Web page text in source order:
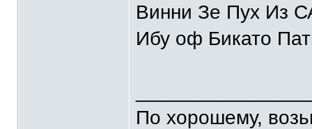
Винни Зе Пух Из
Ибу оф Бикато
По хорошему,